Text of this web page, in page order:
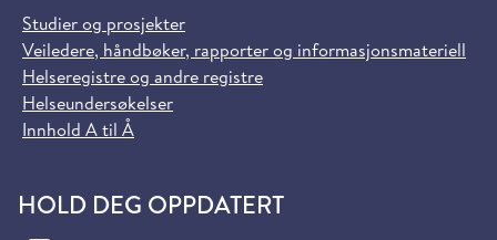
Studier og prosjekter
Veiledere, håndbøker, rapporter og informasjonsmateriell
Helseregistre og andre registre
Helseundersøkelser
Innhold A til Å
HOLD DEG OPPDATERT